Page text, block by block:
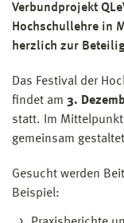
Verbundprojekt
Hochschullehre in
herzlich zur
Das Festival der
findet am 3.
statt. Im Mittelpunkt
gemeinsam
Gesucht werden
Beispiel: